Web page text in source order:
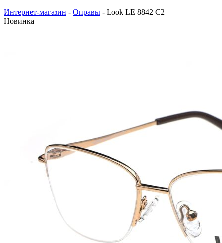
Интернет-магазин - Оправы - Look LE 8842 C2
Новинка